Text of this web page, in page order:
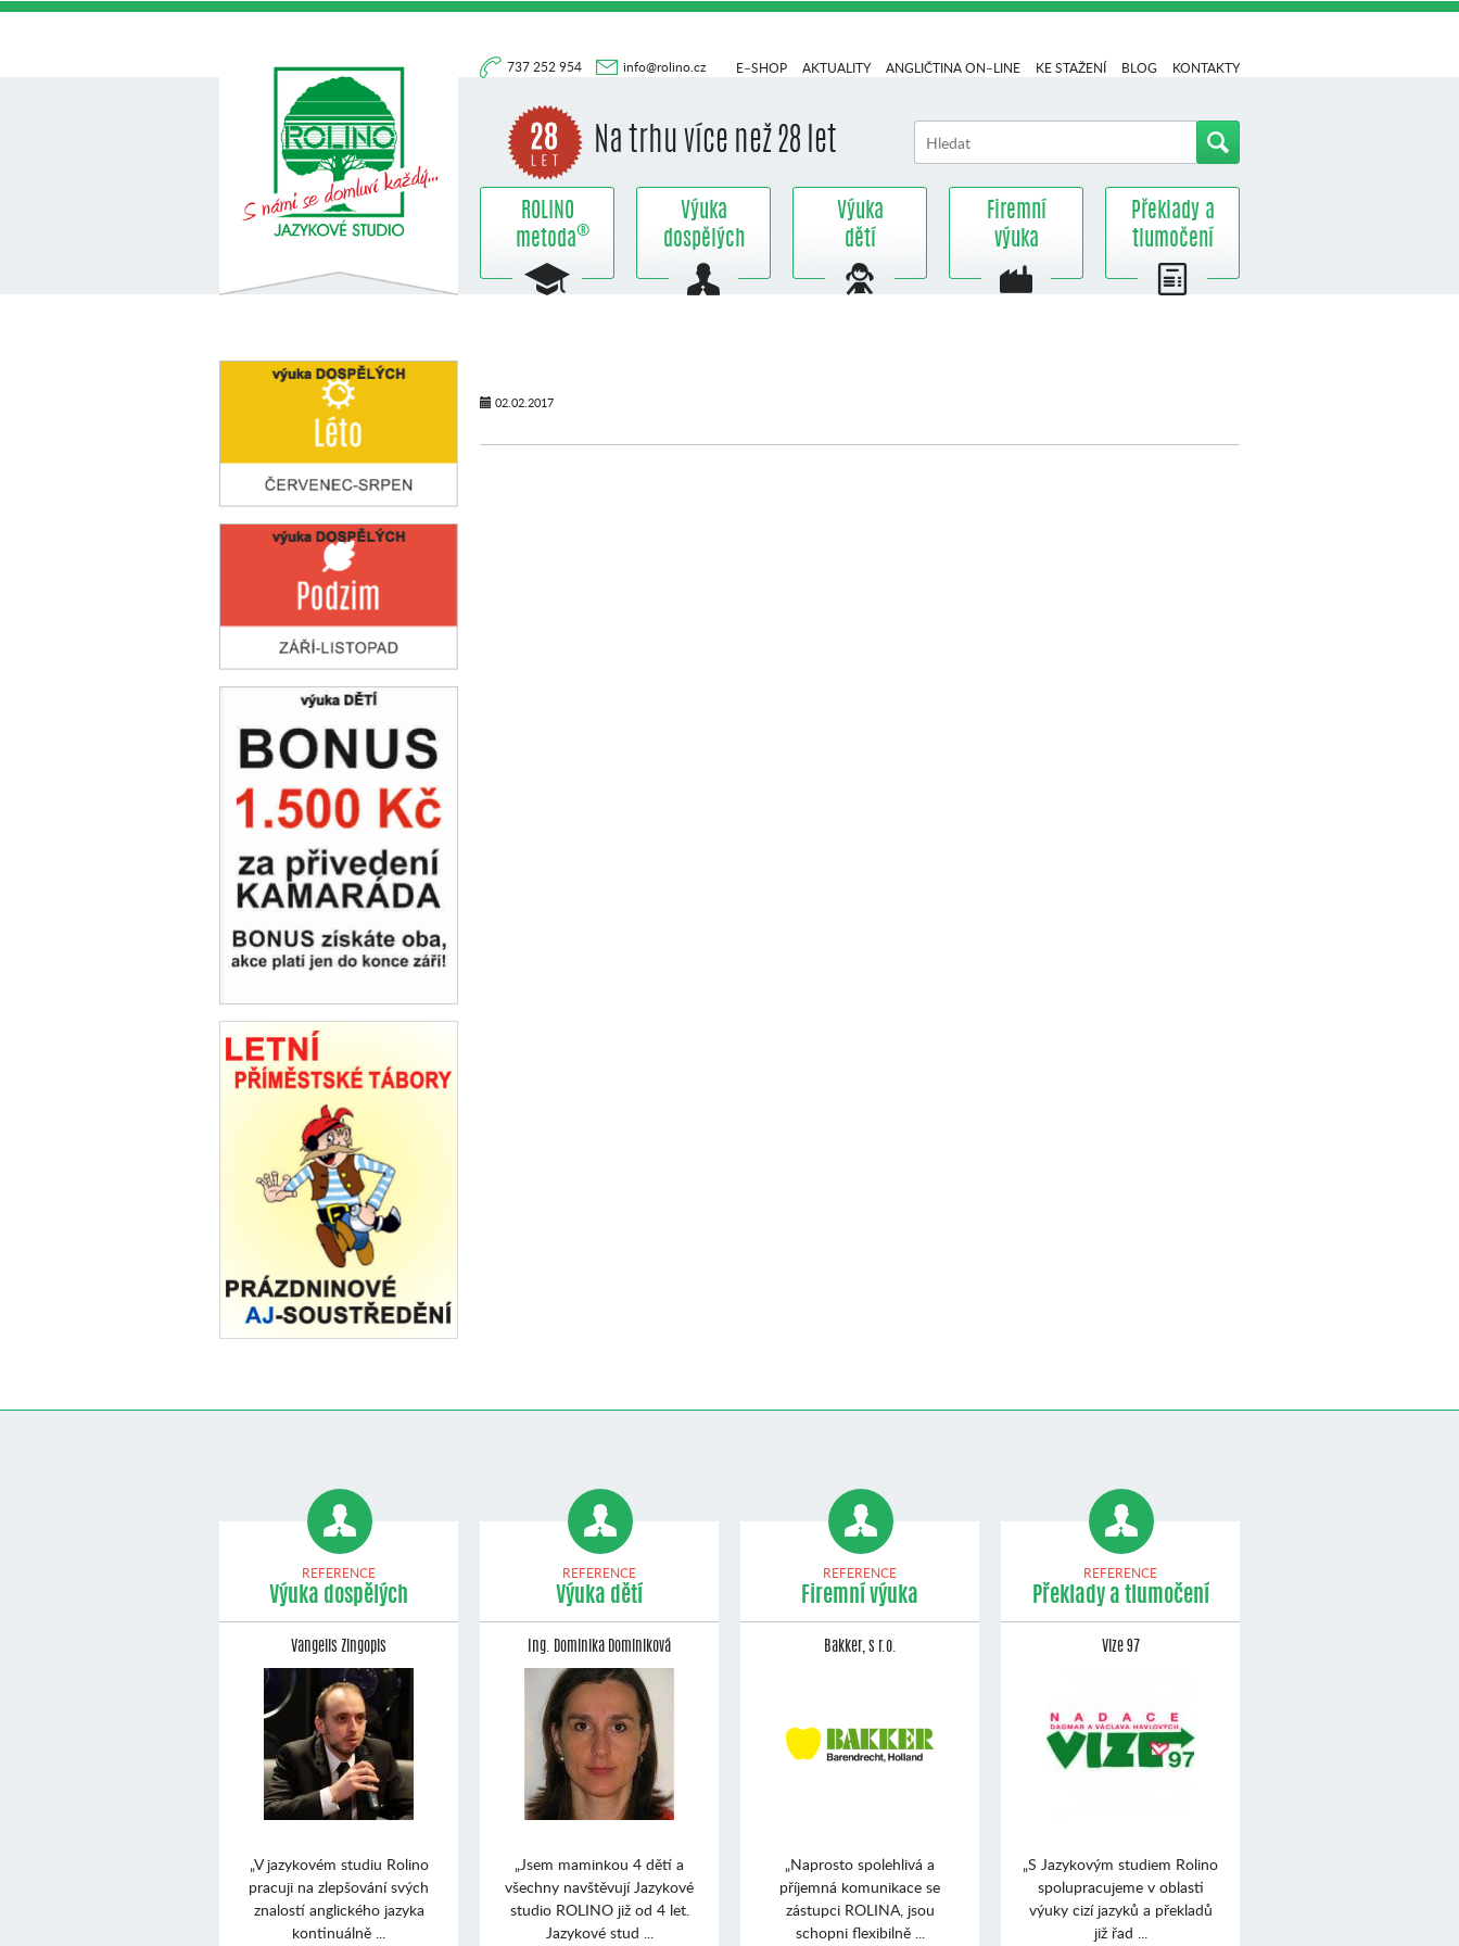
737 252 954 info@rolino.cz
Na trhu více než 28 let
E–SHOP AKTUALITY ANGLIČTINA ON–LINE KE STAŽENÍ BLOG KONTAKTY
ROLINO
metoda®
Výuka
dospělých
Výuka
dětí
Firemní
výuka
Překlady a
tlumočení
02.02.2017
REFERENCE
Výuka dospělých
Vangelis Zingopis
„V jazykovém studiu Rolino
pracuji na zlepšování svých
znalostí anglického jazyka
kontinuálně ...
REFERENCE
Výuka dětí
Ing. Dominika Dominiková
„Jsem maminkou 4 dětí a
všechny navštěvují Jazykové
studio ROLINO již od 4 let.
Jazykové stud ...
REFERENCE
Firemní výuka
Bakker, s r.o.
„Naprosto spolehlivá a
příjemná komunikace se
zástupci ROLINA, jsou
schopni flexibilně ...
REFERENCE
Překlady a tlumočení
Vize 97
„S Jazykovým studiem Rolino
spolupracujeme v oblasti
výuky cizí jazyků a překladů
již řad ...